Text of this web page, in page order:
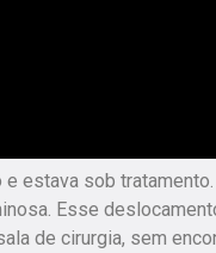
estava sob
Esse
de cirurgia, sem